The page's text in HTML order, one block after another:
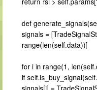
def
signals =
range(len(self.data))]
for i in range(1,
if
signals[i] =